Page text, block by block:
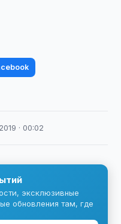
· 00:02
эксклюзивные
обновления там, где